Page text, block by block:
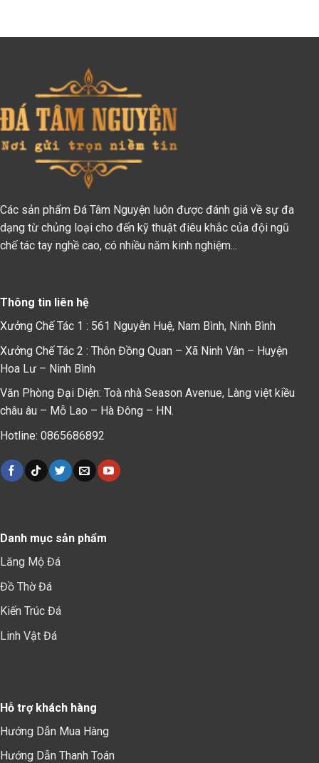
Các sản phẩm Đá Tâm Nguyện luôn được đánh giá về sự đa
dạng từ chủng loại cho đến kỹ thuật điêu khắc của đội ngũ
chế tác tay nghề cao, có nhiều năm kinh nghiệm...
Thông tin liên hệ
Xưởng Chế Tác 1 : 561 Nguyễn Huệ, Nam Bình, Ninh Bình
Xưởng Chế Tác 2 : Thôn Đồng Quan – Xã Ninh Vân – Huyện
Hoa Lư – Ninh Bình
Văn Phòng Đại Diện: Toà nhà Season Avenue, Làng việt kiều
châu âu – Mỗ Lao – Hà Đông – HN.
Hotline: 0865686892
Danh mục sản phẩm
Lăng Mộ Đá
Đồ Thờ Đá
Kiến Trúc Đá
Linh Vật Đá
Hỗ trợ khách hàng
Hướng Dẫn Mua Hàng
Hướng Dẫn Thanh Toán